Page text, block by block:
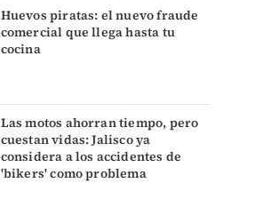
Huevos piratas: el nuevo fraude
comercial que llega hasta tu
cocina
Las motos ahorran tiempo, pero
cuestan vidas: Jalisco ya
considera a los accidentes de
'bikers' como problema